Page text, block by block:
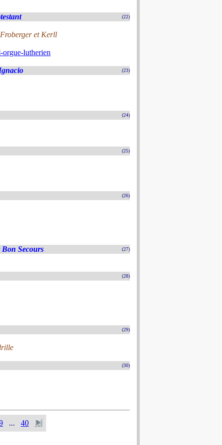
(22)
et Kerll
orgue-lutherien
(23)
(24)
(25)
(26)
Bon Secours (27)
(28)
(29)
(30)
... 40